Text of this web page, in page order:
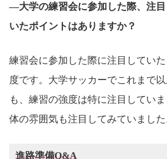
―大学の練習会に参加した際、注
いたポイントはありますか？
練習会に参加した際に注目してい
度です。大学サッカーでこれまで
も、練習の強度は特に注目してい
体の雰囲気も注目してみていました
進路準備Q&A